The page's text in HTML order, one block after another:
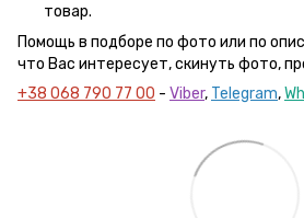
товар.
Помощь в подборе по фото или по
что Вас интересует, скинуть фото,
+38 068 790 77 00 - Viber, Telegram,